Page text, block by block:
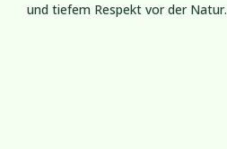
und tiefem Respekt vor der Natur.